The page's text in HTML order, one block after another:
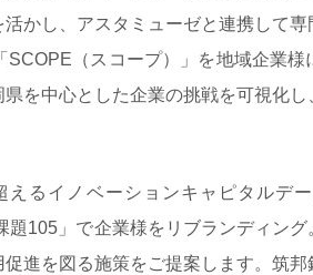
かし、アスタミューゼと連携して
（スコープ）」を地域企業
を中心とした企業の挑戦を可視化
るイノベーションキャピタルデ
題105」で企業様をリブランディン
進を図る施策をご提案します。筑